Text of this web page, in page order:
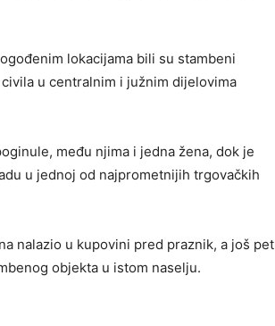
lokacijama bili su stambeni
u centralnim i južnim dijelovima
među njima i jedna žena, dok je
u jednoj od najprometnijih trgovačkih
nalazio u kupovini pred praznik, a još pet
objekta u istom naselju.